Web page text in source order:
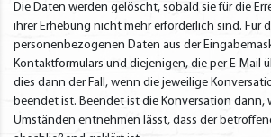
Die Daten werden gelöscht, sobald sie für die
ihrer Erhebung nicht mehr erforderlich sind. Für
personenbezogenen Daten aus der
Kontaktformulars und diejenigen, die per E-Mail
dies dann der Fall, wenn die jeweilige
beendet ist. Beendet ist die Konversation dann,
Umständen entnehmen lässt, dass der